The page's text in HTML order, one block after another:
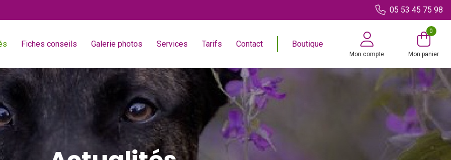
05 53 45 75 98
Fiches conseils Galerie photos Services Tarifs Contact Boutique
Mon compte
0
Mon panier